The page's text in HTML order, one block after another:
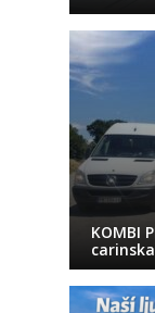
KOMBI